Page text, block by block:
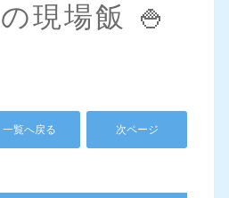
現場飯 🍚
一覧へ戻る 次ページ